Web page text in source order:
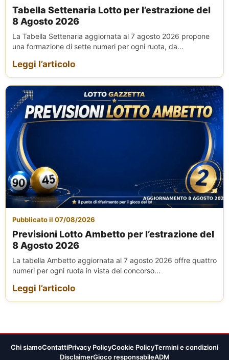
Tabella Settenaria Lotto per l’estrazione del
8 Agosto 2026
La Tabella Settenaria aggiornata al 7 agosto 2026 propone
una formazione di sette numeri per ogni ruota, da...
Leggi l’articolo
Pubblicato il 07/08/2026
Previsioni Lotto Ambetto per l’estrazione del
8 Agosto 2026
La tabella Ambetto aggiornata al 7 agosto 2026 offre quattro
numeri per ogni ruota in vista del concorso...
Leggi l’articolo
Chi siamoContattiPrivacy PolicyCookie PolicyTermini e condizioni
DisclaimerGioco responsabileADM